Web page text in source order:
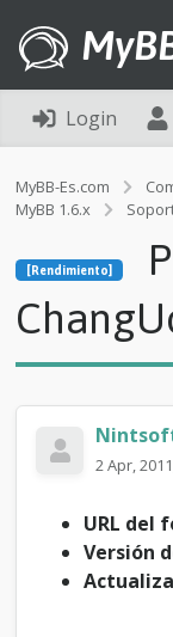
Login
MyBB-Es.com
MyBB 1.6.x
[Rendimiento]
2 Apr,
URL del
Versión